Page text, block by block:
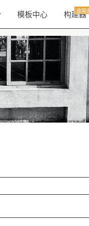
模板中心 构建器
非常